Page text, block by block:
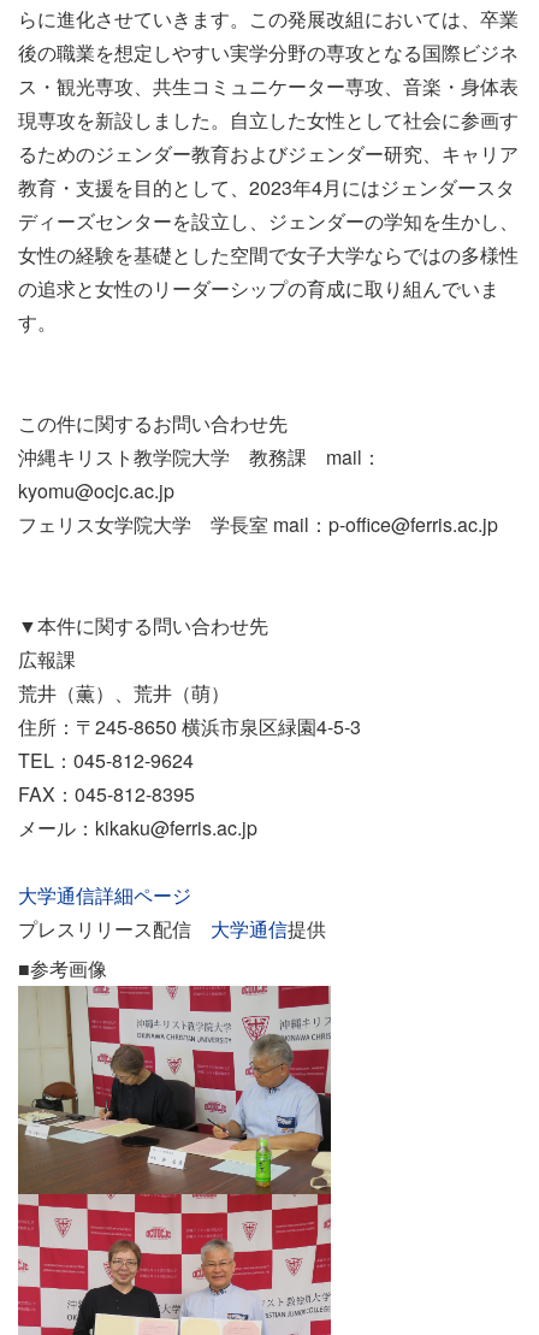
らに進化させていきます。この発展改組においては、卒業
後の職業を想定しやすい実学分野の専攻となる国際ビジネ
ス・観光専攻、共生コミュニケーター専攻、音楽・身体表
現専攻を新設しました。自立した女性として社会に参画す
るためのジェンダー教育およびジェンダー研究、キャリア
教育・支援を目的として、2023年4月にはジェンダースタ
ディーズセンターを設立し、ジェンダーの学知を生かし、
女性の経験を基礎とした空間で女子大学ならではの多様性
の追求と女性のリーダーシップの育成に取り組んでいま
す。
この件に関するお問い合わせ先
沖縄キリスト教学院大学 教務課 mail：
kyomu@ocjc.ac.jp
フェリス女学院大学 学長室 mail：p-office@ferris.ac.jp
▼本件に関する問い合わせ先
広報課
荒井（薫）、荒井（萌）
住所：〒245-8650 横浜市泉区緑園4-5-3
TEL：045-812-9624
FAX：045-812-8395
メール：kikaku@ferris.ac.jp
大学通信詳細ページ
プレスリリース配信 大学通信提供
■参考画像